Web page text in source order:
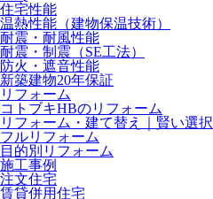
住宅性能
温熱性能（建物保温技術）
耐震・耐風性能
耐震・制震（SE工法）
防火・遮音性能
新築建物20年保証
リフォーム
コトブキHBのリフォーム
リフォーム・建て替え｜賢い選択
フルリフォーム
目的別リフォーム
施工事例
注文住宅
賃貸併用住宅